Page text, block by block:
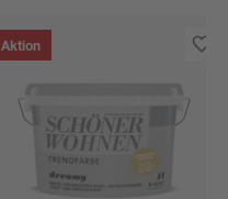
Aktion